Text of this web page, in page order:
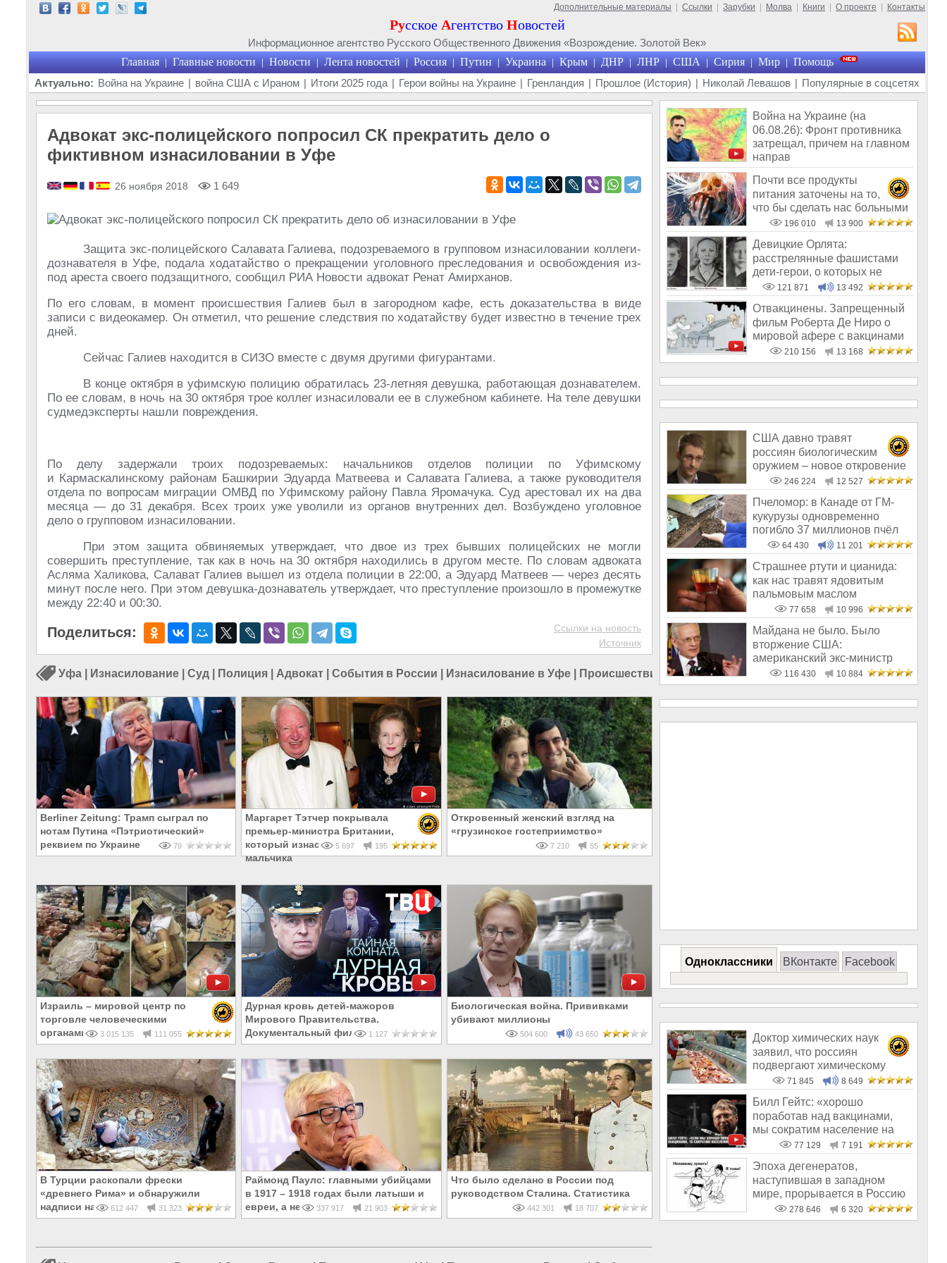
Дополнительные материалы Ссылки Зарубки Молва Книги О проекте Контакты
Русское Агентство Новостей
Информационное агентство Русского Общественного Движения «Возрождение. Золотой Век»
Главная | Главные новости | Новости | Лента новостей | Россия | Путин | Украина | Крым | ДНР | ЛНР | США | Сирия | Мир | Помощь
Актуально: Война на Украине | война США с Ираном | Итоги 2025 года | Герои войны на Украине | Гренландия | Прошлое (История) | Николай Левашов | Популярные в соцсетях
Адвокат экс-полицейского попросил СК прекратить дело о
фиктивном изнасиловании в Уфе
26 ноября 2018 1 649
Защита экс-полицейского Салавата Галиева, подозреваемого в групповом изнасиловании коллеги-
дознавателя в Уфе, подала ходатайство о прекращении уголовного преследования и освобождения из-
под ареста своего подзащитного, сообщил РИА Новости адвокат Ренат Амирханов.
По его словам, в момент происшествия Галиев был в загородном кафе, есть доказательства в виде
записи с видеокамер. Он отметил, что решение следствия по ходатайству будет известно в течение трех
дней.
Сейчас Галиев находится в СИЗО вместе с двумя другими фигурантами.
В конце октября в уфимскую полицию обратилась 23-летняя девушка, работающая дознавателем.
По ее словам, в ночь на 30 октября трое коллег изнасиловали ее в служебном кабинете. На теле девушки
судмедэксперты нашли повреждения.
По делу задержали троих подозреваемых: начальников отделов полиции по Уфимскому
и Кармаскалинскому районам Башкирии Эдуарда Матвеева и Салавата Галиева, а также руководителя
отдела по вопросам миграции ОМВД по Уфимскому району Павла Яромачука. Суд арестовал их на два
месяца — до 31 декабря. Всех троих уже уволили из органов внутренних дел. Возбуждено уголовное
дело о групповом изнасиловании.
При этом защита обвиняемых утверждает, что двое из трех бывших полицейских не могли
совершить преступление, так как в ночь на 30 октября находились в другом месте. По словам адвоката
Асляма Халикова, Салават Галиев вышел из отдела полиции в 22:00, а Эдуард Матвеев — через десять
минут после него. При этом девушка-дознаватель утверждает, что преступление произошло в промежутке
между 22:40 и 00:30.
Поделиться:
Ссылки на новость
Источник
Уфа Изнасилование Суд Полиция Адвокат События в России Изнасилование в Уфе Происшествия в Башкирии
Berliner Zeitung: Трамп сыграл по
нотам Путина «Пэтриотический»
реквием по Украине
79
Маргарет Тэтчер покрывала
премьер-министра Британии,
который изнасиловал и утопил
мальчика
5 697 195
Откровенный женский взгляд на
«грузинское гостеприимство»
7 210 55
Израиль – мировой центр по
торговле человеческими
органами
3 015 135 111 055
Дурная кровь детей-мажоров
Мирового Правительства.
Документальный фильм 1 127
Биологическая война. Прививками
убивают миллионы
504 600 43 650
В Турции раскопали фрески
«древнего Рима» и обнаружили
надписи на Русском!
612 447 31 323
Раймонд Паулс: главными убийцами
в 1917 – 1918 годах были латыши и
евреи, а не русские
337 917 21 903
Что было сделано в России под
руководством Сталина. Статистика
442 301 18 707
Война на Украине (на
06.08.26): Фронт противника
затрещал, причем на главном
направ
Почти все продукты
питания заточены на то,
что бы сделать нас больными
и бесплодным
196 010 13 900
Девицкие Орлята:
расстрелянные фашистами
дети-герои, о которых не
рассказывают в шк
121 871 13 492
Отвакцинены. Запрещенный
фильм Роберта Де Ниро о
мировой афере с вакцинами
210 156 13 168
США давно травят
россиян биологическим
оружием – новое откровение
Эдварда Сноудена
246 224 12 527
Пчеломор: в Канаде от ГМ-
кукурузы одновременно
погибло 37 миллионов пчёл
64 430 11 201
Страшнее ртути и цианида:
как нас травят ядовитым
пальмовым маслом
77 658 10 996
Майдана не было. Было
вторжение США:
американский экс-министр
написал открытое пись
116 430 10 884
Одноклассники ВКонтакте Facebook
Доктор химических наук
заявил, что россиян
подвергают химическому
геноциду71 845 8 649
Билл Гейтс: «хорошо
поработав над вакцинами,
мы сократим население на
10-15%»77 129 7 191
Эпоха дегенератов,
наступившая в западном
мире, прорывается в Россию
278 646 6 320